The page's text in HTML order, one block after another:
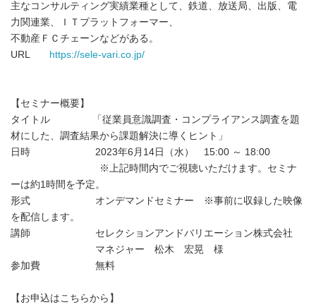
主なコンサルティング実績業種として、鉄道、放送局、出版、電
力関連業、ＩＴプラットフォーマー、
不動産ＦＣチェーンなどがある。
URL
https://sele-vari.co.jp/
【セミナー概要】
タイトル 「従業員意識調査・コンプライアンス調査を題
材にした、調査結果から課題解決に導くヒント」
日時 2023年6月14日（水） 15:00 ～ 18:00
※上記時間内でご視聴いただけます。セミナ
ーは約1時間を予定。
形式 オンデマンドセミナー ※事前に収録した映像
を配信します。
講師 セレクションアンドバリエーション株式会社
マネジャー 松木 宏晃 様
参加費 無料
【お申込はこちらから】